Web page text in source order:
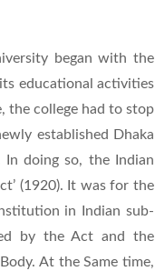
began with the
educational activities
the college had to stop
established Dhaka
In doing so, the Indian
(1920). It was for the
in Indian sub-
by the Act and the
At the Same time,